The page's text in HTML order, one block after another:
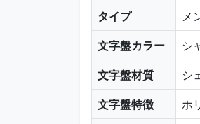
タイプ
メ
文字盤カラー
シ
文字盤材質
シ
文字盤特徴
ホ